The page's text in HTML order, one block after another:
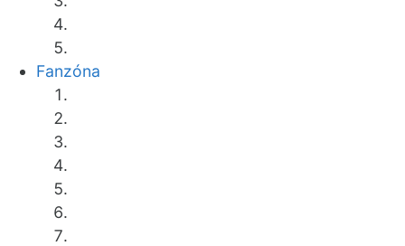
Fanzóna